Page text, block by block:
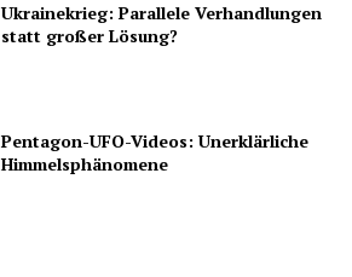
Ukrainekrieg: Parallele Verhandlungen
statt großer Lösung?
Pentagon-UFO-Videos: Unerklärliche
Himmelsphänomene